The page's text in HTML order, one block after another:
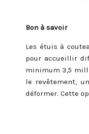
Bon à savoir
Les étuis à
pour accueillir
minimum 3,5
le revêtement,
déformer. Cette